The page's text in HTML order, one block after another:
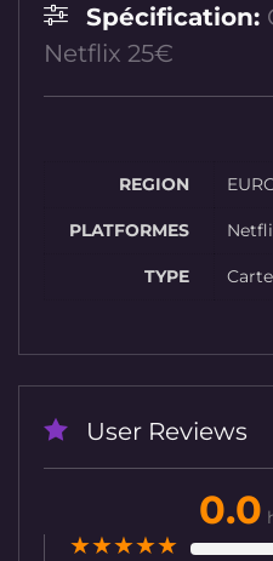
Spécification:
Netflix 25€
REGION
PLATFORMES
TYPE
User Reviews
0.0
★★★★★